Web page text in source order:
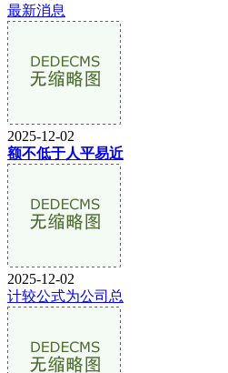
最新消息
2025-12-02
额不低于人平易近
2025-12-02
计较公式为公司总